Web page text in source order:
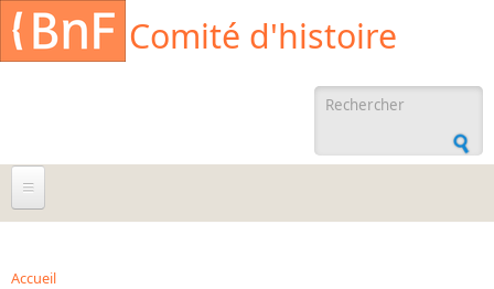
Aller au contenu principal
Comité d'histoire
recherche
À propos
Agenda
Accueil
Cookies management panel